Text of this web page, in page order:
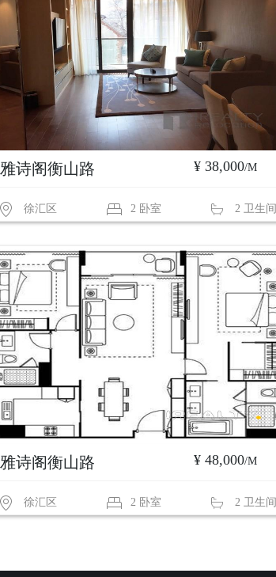
雅诗阁衡山路 ¥ 38,000/M
徐汇区 2 卧室 2 卫生间
雅诗阁衡山路 ¥ 48,000/M
徐汇区 2 卧室 2 卫生间